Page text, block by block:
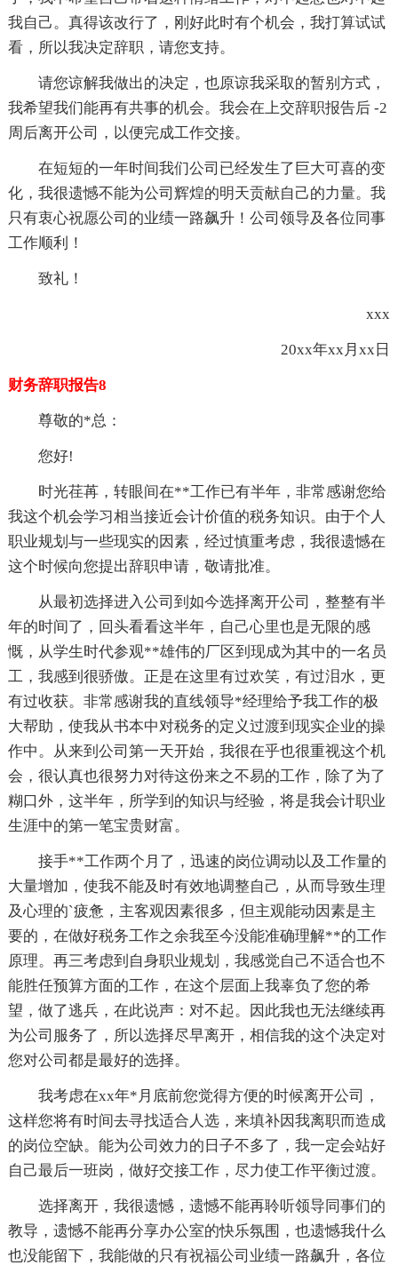
我自己。真得该改行了，刚好此时有个机会，我打算试试
看，所以我决定辞职，请您支持。
请您谅解我做出的决定，也原谅我采取的暂别方式，
我希望我们能再有共事的机会。我会在上交辞职报告后 -2
周后离开公司，以便完成工作交接。
在短短的一年时间我们公司已经发生了巨大可喜的变
化，我很遗憾不能为公司辉煌的明天贡献自己的力量。我
只有衷心祝愿公司的业绩一路飙升！公司领导及各位同事
工作顺利！
致礼！
xxx
20xx年xx月xx日
财务辞职报告8
尊敬的*总：
您好!
时光荏苒，转眼间在**工作已有半年，非常感谢您给
我这个机会学习相当接近会计价值的税务知识。由于个人
职业规划与一些现实的因素，经过慎重考虑，我很遗憾在
这个时候向您提出辞职申请，敬请批准。
从最初选择进入公司到如今选择离开公司，整整有半
年的时间了，回头看看这半年，自己心里也是无限的感
慨，从学生时代参观**雄伟的厂区到现成为其中的一名员
工，我感到很骄傲。正是在这里有过欢笑，有过泪水，更
有过收获。非常感谢我的直线领导*经理给予我工作的极
大帮助，使我从书本中对税务的定义过渡到现实企业的操
作中。从来到公司第一天开始，我很在乎也很重视这个机
会，很认真也很努力对待这份来之不易的工作，除了为了
糊口外，这半年，所学到的知识与经验，将是我会计职业
生涯中的第一笔宝贵财富。
接手**工作两个月了，迅速的岗位调动以及工作量的
大量增加，使我不能及时有效地调整自己，从而导致生理
及心理的`疲惫，主客观因素很多，但主观能动因素是主
要的，在做好税务工作之余我至今没能准确理解**的工作
原理。再三考虑到自身职业规划，我感觉自己不适合也不
能胜任预算方面的工作，在这个层面上我辜负了您的希
望，做了逃兵，在此说声：对不起。因此我也无法继续再
为公司服务了，所以选择尽早离开，相信我的这个决定对
您对公司都是最好的选择。
我考虑在xx年*月底前您觉得方便的时候离开公司，
这样您将有时间去寻找适合人选，来填补因我离职而造成
的岗位空缺。能为公司效力的日子不多了，我一定会站好
自己最后一班岗，做好交接工作，尽力使工作平衡过渡。
选择离开，我很遗憾，遗憾不能再聆听领导同事们的
教导，遗憾不能再分享办公室的快乐氛围，也遗憾我什么
也没能留下，我能做的只有祝福公司业绩一路飙升，各位